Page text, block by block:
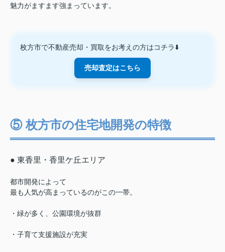
魅力がますます強まっています。
枚方市で不動産売却・買取をお考えの方はコチラ⬇️
売却査定はこちら
⑤ 枚方市の住宅地開発の特徴
● 東香里・香里ケ丘エリア
都市開発によって
最も人気が高まっているのがこの一帯。
・緑が多く、公園環境が抜群
・子育て支援施設が充実